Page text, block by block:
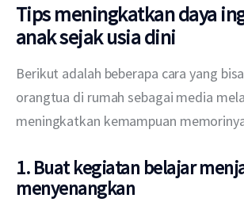
Tips meningkatkan daya
anak sejak usia dini
Berikut adalah beberapa cara yang
orangtua di rumah sebagai media
meningkatkan kemampuan
1. Buat kegiatan belajar
menyenangkan